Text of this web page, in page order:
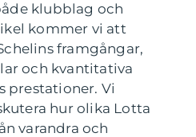
klubblag och
kommer vi att
framgångar,
och kvantitativa
prestationer. Vi
hur olika Lotta
varandra och